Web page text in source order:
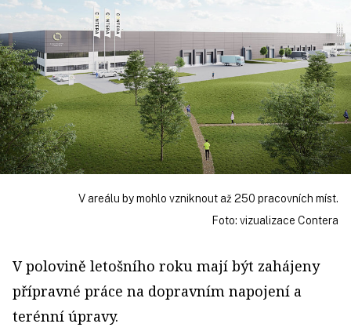
V areálu by mohlo vzniknout až 250 pracovních míst.
Foto: vizualizace Contera
V polovině letošního roku mají být zahájeny
přípravné práce na dopravním napojení a
terénní úpravy.